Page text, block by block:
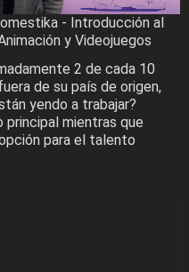
- Introducción al
y Videojuegos
2 de cada 10
de su país de origen,
yendo a trabajar?
principal mientras que
para el talento